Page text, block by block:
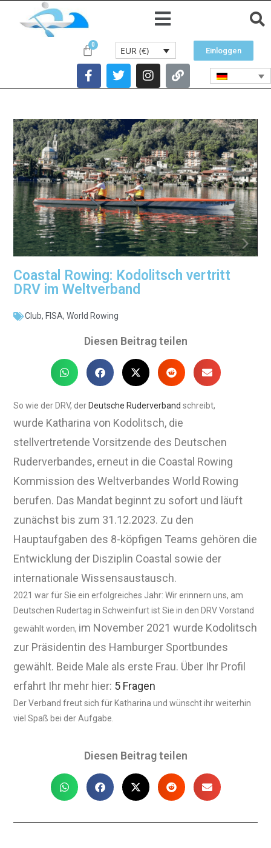
EUR (€) Einloggen
Coastal Rowing: Kodolitsch vertritt
DRV im Weltverband
Club, FISA,World Rowing
Diesen Beitrag teilen
So wie der DRV, der Deutsche Ruderverband schreibt,
wurde Katharina von Kodolitsch, die
stellvertretende Vorsitzende des Deutschen
Ruderverbandes, erneut in die Coastal Rowing
Kommission des Weltverbandes World Rowing
berufen. Das Mandat beginnt zu sofort und läuft
zunächst bis zum 31.12.2023. Zu den
Hauptaufgaben des 8-köpfigen Teams gehören die
Entwicklung der Disziplin Coastal sowie der
internationale Wissensaustausch.
2021 war für Sie ein erfolgreiches Jahr: Wir erinnern uns, am
Deutschen Rudertag in Schweinfurt ist Sie in den DRV Vorstand
gewählt worden, im November 2021 wurde Kodolitsch
zur Präsidentin des Hamburger Sportbundes
gewählt. Beide Male als erste Frau. Über Ihr Profil
erfahrt Ihr mehr hier: 5 Fragen
Der Verband freut sich für Katharina und wünscht ihr weiterhin
viel Spaß bei der Aufgabe.
Diesen Beitrag teilen